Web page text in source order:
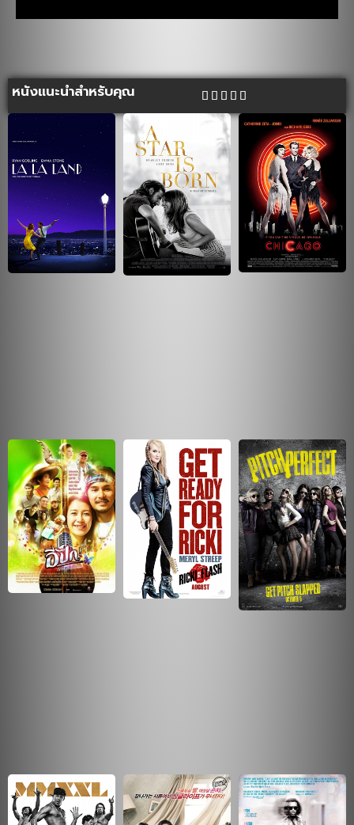
หนังแนะนำสำหรับคุณ     